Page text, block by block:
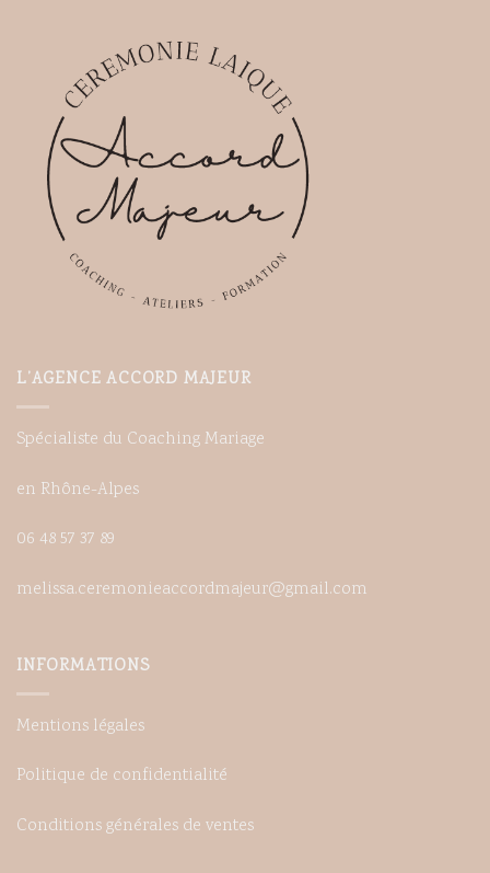
L’AGENCE ACCORD MAJEUR
Spécialiste du Coaching Mariage
en Rhône-Alpes
06 48 57 37 89
melissa.ceremonieaccordmajeur@gmail.com
INFORMATIONS
Mentions légales
Politique de confidentialité
Conditions générales de ventes